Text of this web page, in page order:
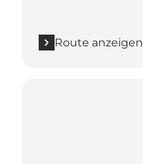
Route anzeigen